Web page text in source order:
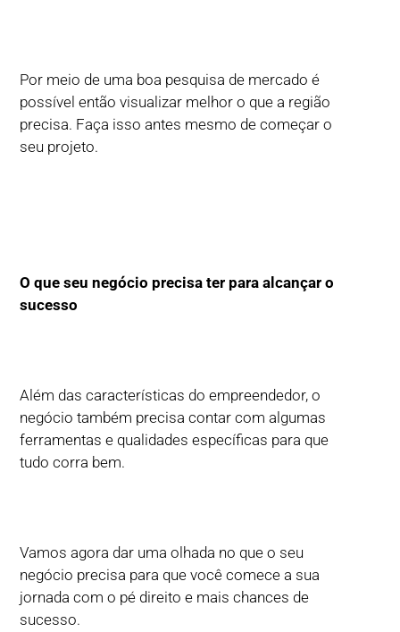
Por meio de uma boa pesquisa de mercado é
possível então visualizar melhor o que a região
precisa. Faça isso antes mesmo de começar o
seu projeto.
O que seu negócio precisa ter para alcançar o
sucesso
Além das características do empreendedor, o
negócio também precisa contar com algumas
ferramentas e qualidades específicas para que
tudo corra bem.
Vamos agora dar uma olhada no que o seu
negócio precisa para que você comece a sua
jornada com o pé direito e mais chances de
sucesso.